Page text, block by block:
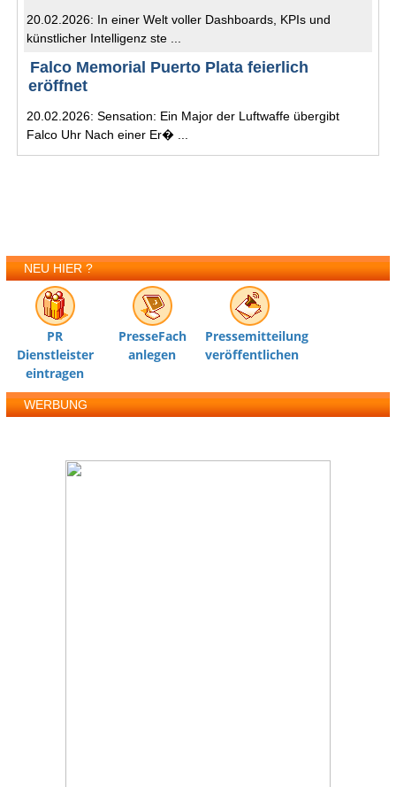
20.02.2026: In einer Welt voller Dashboards, KPIs und
künstlicher Intelligenz ste ...
Falco Memorial Puerto Plata feierlich
eröffnet
20.02.2026: Sensation: Ein Major der Luftwaffe übergibt
Falco Uhr Nach einer Er� ...
NEU HIER ?
PR
Dienstleister
eintragen
PresseFach
anlegen
Pressemitteilung
veröffentlichen
WERBUNG